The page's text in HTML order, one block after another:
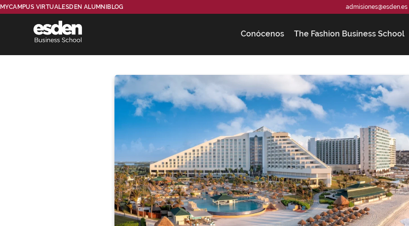
MYCAMPUS VIRTUALESDEN ALUMNI BLOG admisiones@esden.es|
Conócenos The Fashion Business School